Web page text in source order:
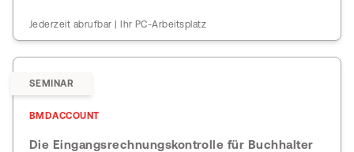
Jederzeit abrufbar | Ihr PC-Arbeitsplatz
SEMINAR
BMDACCOUNT
Die Eingangsrechnungskontrolle für Buchhalter